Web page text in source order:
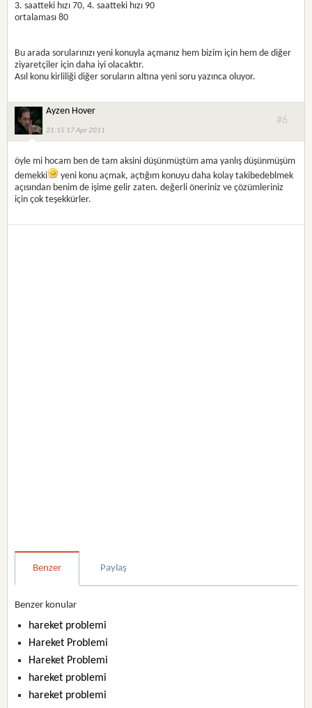
3. saatteki hızı 70, 4. saatteki hızı 90
ortalaması 80
Bu arada sorularınızı yeni konuyla açmanız hem bizim için hem de diğer
ziyaretçiler için daha iyi olacaktır.
Asıl konu kirliliği diğer soruların altına yeni soru yazınca oluyor.
Ayzen Hover
21:15 17 Apr 2011
#6
öyle mi hocam ben de tam aksini düşünmüştüm ama yanlış düşünmüşüm
demekki
yeni konu açmak, açtığım konuyu daha kolay takibedeblmek
açısından benim de işime gelir zaten. değerli öneriniz ve çözümleriniz
için çok teşekkürler.
Benzer Paylaş
Benzer konular
hareket problemi
Hareket Problemi
Hareket Problemi
hareket problemi
hareket problemi